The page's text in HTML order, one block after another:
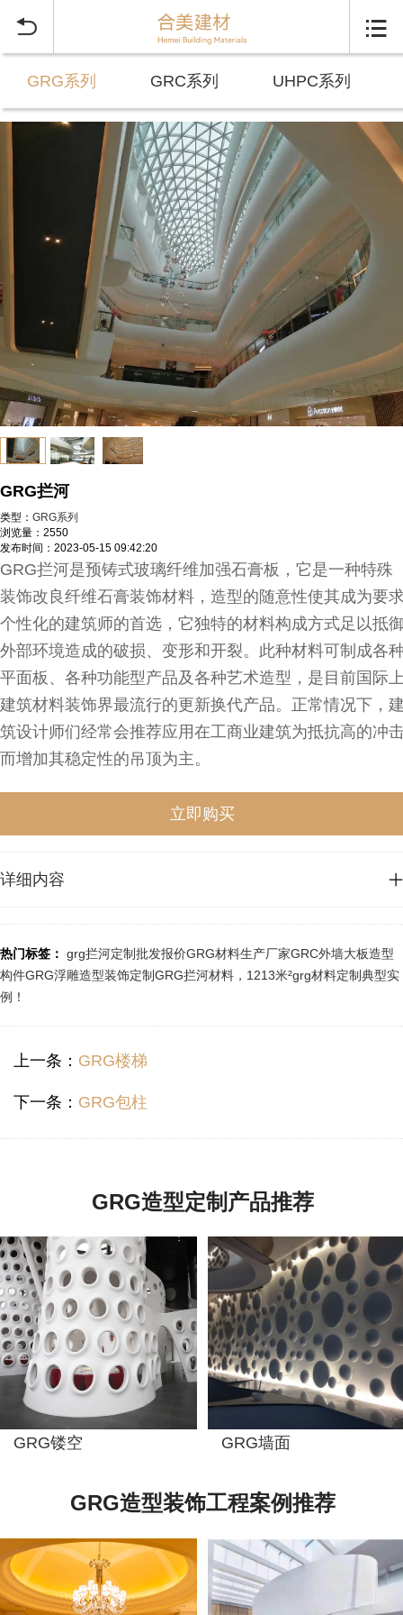
 
GRG系列 GRC系列 UHPC系列
GRG拦河
类型： GRG系列
浏览量： 2550
发布时间： 2023-05-15 09:42:20
GRG拦河是预铸式玻璃纤维加强石膏板，它是一种特殊
装饰改良纤维石膏装饰材料，造型的随意性使其成为要
个性化的建筑师的首选，它独特的材料构成方式足以抵
外部环境造成的破损、变形和开裂。此种材料可制成各
平面板、各种功能型产品及各种艺术造型，是目前国际
建筑材料装饰界最流行的更新换代产品。正常情况下，
筑设计师们经常会推荐应用在工商业建筑为抵抗高的冲
立即购买
详细内容
膏装饰材料，造型的随意性使其成为要求个性化的建筑师的首选，它独特
的材料构成方式足以抵御外部环境造成的破损、变形和开裂。此种材料可
制成各种平面板、各种功能型产品及各种艺术造型，是目前国际上建筑材
1、无限可塑性： 产品由于是根据工程项目的图纸转化成生产图，先做模
具，流体预铸式生产方式，因此可以做成任意造型。出于人们对于建筑审
GRG/C产品任意形状的可塑性为建筑的造型实
现了产品的无缝对接，是设计师设计梦想的完美实现;产品管用200年的质
量更是铸就其艺术的永恒。
2、可呼吸，自然调节室内湿度:
GRG板是一种有大量微孔结构的板材，
自然环境中，多孔体可以吸收或释放出水分。当室内温度高、湿度小的时
候，板材逐渐释放出微孔中的水分;当室内温度低、湿度大的时候它就会
吸收空气中的水分。这种释放和呼吸就形成了 "呼吸"作用。这种吸湿与释
湿的循环变化起到调节室内相对温度的作用，给工作和居住环境创造了一
个舒适的小气候。
3、质量轻，强度高：GRG产品平面部分的标准厚度为3.2至8.8MM(特殊
要求可以加厚)，每平方米重量仅4.9至9.8KG，能减轻主体建筑重量及构
1998(1996)装饰石膏板断裂荷载118N的10倍。
检测表明:4MM厚的GRG材料，透过500Hz 23d100Hz
27db;气干比重1.75，符合专业声学反射要求。经过良好的造型设计，可
构成良好的吸声结构，达到隔声、吸音的作用。
标准：
热门标签： grg拦河定制批发报价GRG材料生产厂家GRC外墙大板造型
构件GRG浮雕造型装饰定制GRG拦河材料，1213米²grg材料定制典型实
例！
上一条： GRG楼梯
下一条： GRG包柱
GRG造型定制产品推荐
GRG镂空 GRG墙面
GRG造型装饰工程案例推荐